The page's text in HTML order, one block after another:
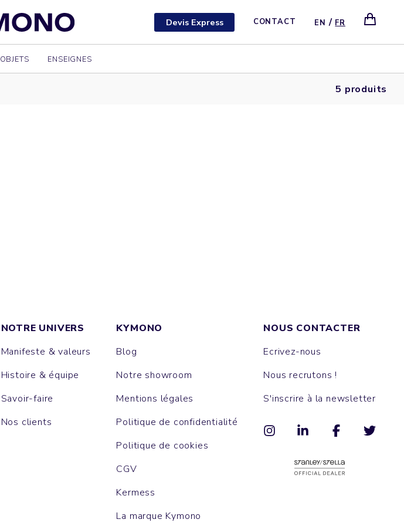
Devis Express CONTACT EN / FR
OBJETS ENSEIGNES
5 produits
NOTRE UNIVERS
Manifeste & valeurs
Histoire & équipe
Savoir-faire
Nos clients
KYMONO
Blog
Notre showroom
Mentions légales
Politique de confidentialité
Politique de cookies
CGV
Kermess
La marque Kymono
NOUS CONTACTER
Ecrivez-nous
Nous recrutons !
S'inscrire à la newsletter